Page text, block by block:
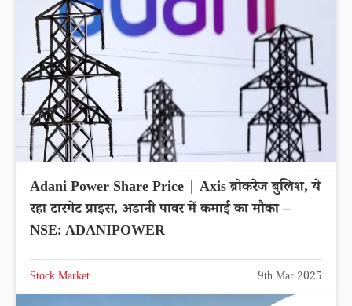
Adani Power Share Price | Axis ब्रोकरेज बुलिश, ये
रहा टारगेट प्राइस, अडानी पावर में कमाई का मौका –
NSE: ADANIPOWER
Stock Market 9th Mar 2025